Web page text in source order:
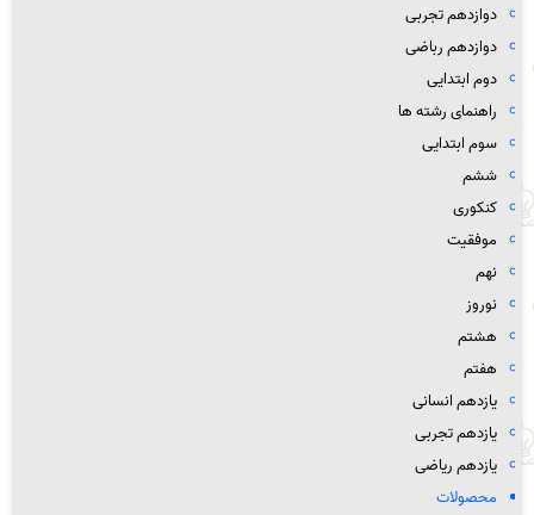
دوازدهم تجربی
دوازدهم رباضی
دوم ابتدایی
راهنمای رشته ها
سوم ابتدایی
ششم
کنکوری
موفقیت
نهم
نوروز
هشتم
هفتم
یازدهم انسانی
یازدهم تجربی
یازدهم ریاضی
محصولات